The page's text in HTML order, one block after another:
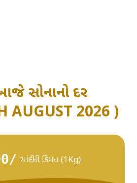
સોનાનો દર
AUGUST 2026 )
ચાંદીની કિંમત (1Kg)